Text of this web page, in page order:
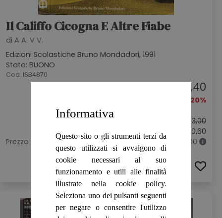
Il Califfo Cicogna E Altre Fiabe
di A A. V V.
Edizioni Scolastiche Bruno Mondadori, 1991
Stato: BUONO
Cod. ISB4870
€ 2,40
-20%
€ 3,00
Sconto: € 0,60
Prezzo più basso prima di questa promozione: € 3,00
ACQUISTA
Informativa
Questo sito o gli strumenti terzi da
questo utilizzati si avvalgono di
cookie necessari al suo
funzionamento e utili alle finalità
illustrate nella cookie policy.
Seleziona uno dei pulsanti seguenti
per negare o consentire l'utilizzo